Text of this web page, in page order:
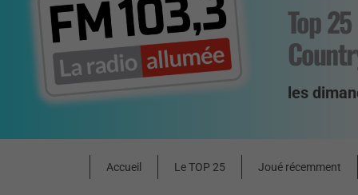
Top
les
Accueil Le TOP 25 Joué récemment